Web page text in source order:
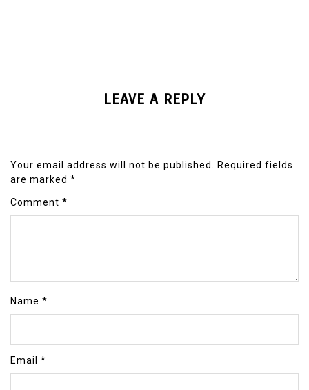
LEAVE A REPLY
Your email address will not be published.
Required fields
are marked *
Comment *
Name *
Email *